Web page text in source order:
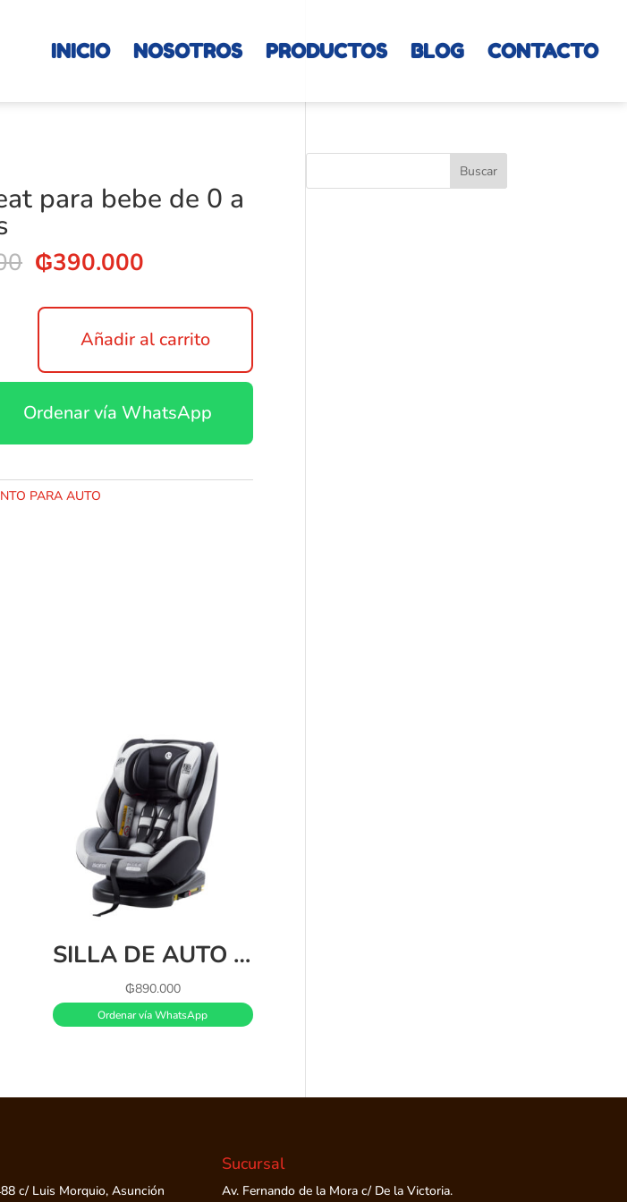
INICIO NOSOTROS PRODUCTOS BLOG CONTACTO
para bebe de 0 a
El
precio
original
era:
₲420.000.
₲390.000
actual
es:
₲390.000.
Añadir al carrito
Ordenar vía WhatsApp
PARA AUTO
SILLA DE AUTO RUPAL EBABY
₲890.000
Ordenar vía WhatsApp
c/ Luis Morquio, Asunción
Sucursal
Av. Fernando de la Mora c/ De la Victoria.